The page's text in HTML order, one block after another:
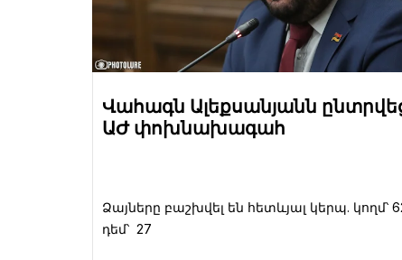
Վահագն Ալեքսանյանն
ԱԺ փոխնախագահ
Ձայները բաշխվել են հետևյալ կերպ. կողմ՝
դեմ՝ 27